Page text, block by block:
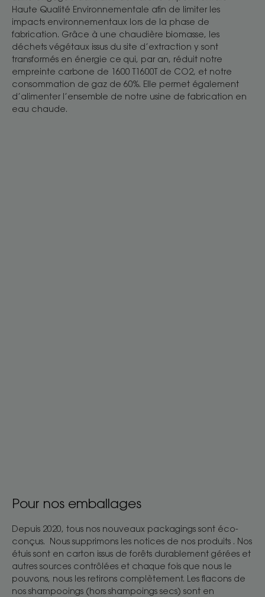
Haute Qualité Environnementale afin de limiter les
impacts environnementaux lors de la phase de
fabrication. Grâce à une chaudière biomasse, les
déchets végétaux issus du site d’extraction y sont
transformés en énergie ce qui, par an, réduit notre
empreinte carbone de 1600 T1600T de CO2, et notre
consommation de gaz de 60%. Elle permet également
d’alimenter l’ensemble de notre usine de fabrication en
eau chaude.
Pour nos emballages
Depuis 2020, tous nos nouveaux packagings sont éco-
conçus. Nous supprimons les notices de nos produits . Nos
étuis sont en carton issus de forêts durablement gérées et
autres sources contrôlées et chaque fois que nous le
pouvons, nous les retirons complètement. Les flacons de
nos shampooings (hors shampoings secs) sont en